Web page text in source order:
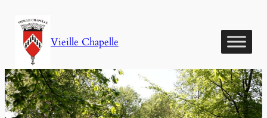
contenu
Vieille Chapelle